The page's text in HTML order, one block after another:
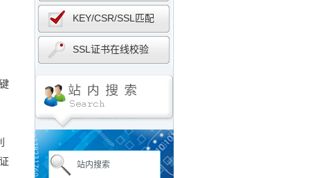
KEY/CSR/SSL匹配
SSL证书在线校验